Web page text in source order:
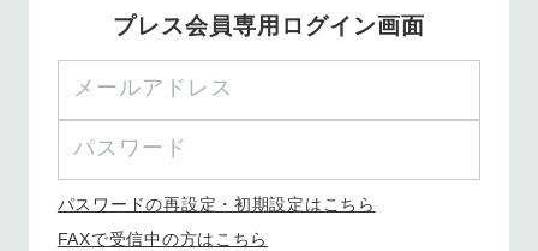
プレス会員専用ログイン画面
パスワードの再設定・初期設定はこちら
FAXで受信中の方はこちら